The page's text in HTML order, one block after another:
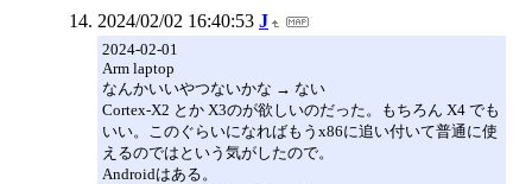
2024/02/02 16:40:53 J
2024-02-01
Arm laptop
なんかいいやつないかな → ない
Cortex-X2 とか X3のが欲しいのだった。もちろん X4 でも
いい。このぐらいになればもうx86に追い付いて普通に使
えるのではという気がしたので。
Androidはある。